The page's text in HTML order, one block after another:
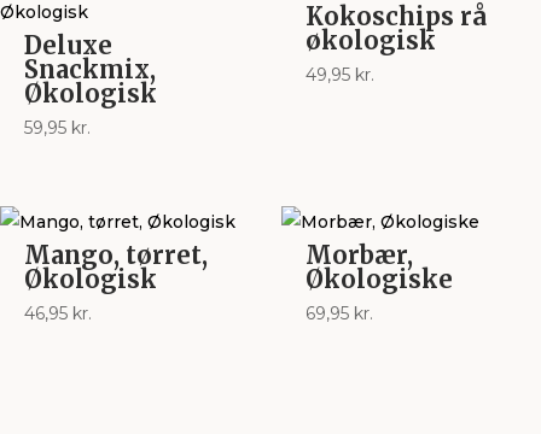
Deluxe
Snackmix,
Økologisk
59,95 kr.
Kokoschips rå
økologisk
49,95 kr.
Mango, tørret,
Økologisk
46,95 kr.
Morbær,
Økologiske
69,95 kr.